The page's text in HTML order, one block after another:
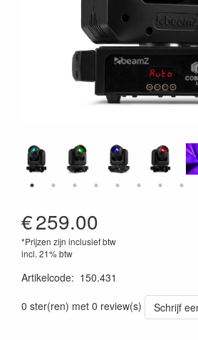
€259.00
*Prijzen zijn inclusief btw
incl. 21% btw
Artikelcode: 150.431
0 ster(ren) met 0 review(s)
Schrijf